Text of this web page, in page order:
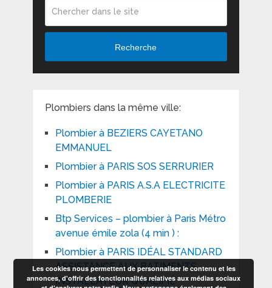
Recherche
Plombiers dans la même ville:
Plombier à BEZIERS CAYETANO
EMMANUEL
Plombier à PARIS SOS SERRURIER
Plombier à PARIS A.S.A ELECTRICITE
PLOMBERIE
Btp Services – plombier à Paris Métro
avenue émile zola (4 min ) :
Plombier à PARIS IDÉAL STANDARD
ASSISTANCE AUX BATIMENTS
INSTALLATEUR QUALIFIÉ
Les cookies nous permettent de personnaliser le contenu et les
annonces, d'offrir des fonctionnalités relatives aux médias sociaux